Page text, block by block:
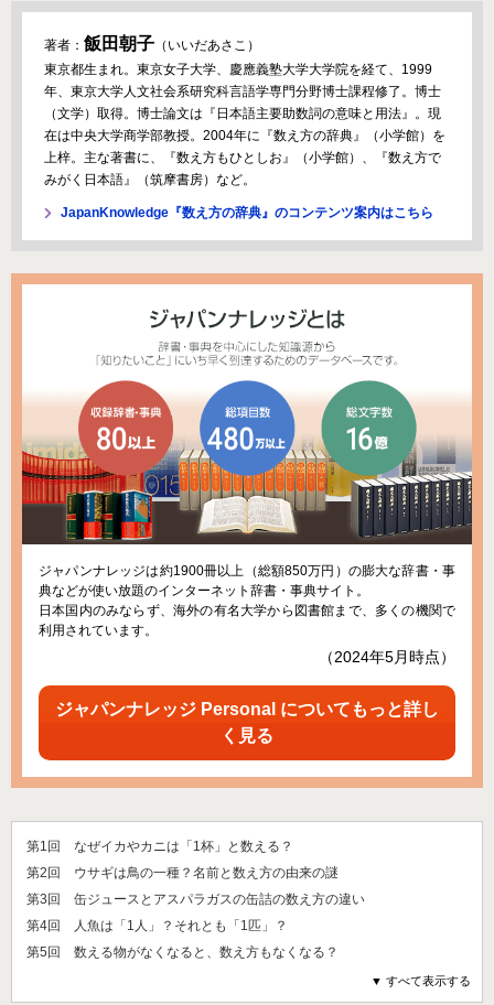
著者： 飯田朝子 （いいだあさこ）
東京都生まれ。東京女子大学、慶應義塾大学大学院を経て、1999
年、東京大学人文社会系研究科言語学専門分野博士課程修了。博士
（文学）取得。博士論文は『日本語主要助数詞の意味と用法』。現
在は中央大学商学部教授。2004年に『数え方の辞典』（小学館）を
上梓。主な著書に、『数え方もひとしお』（小学館）、『数え方で
みがく日本語』（筑摩書房）など。
JapanKnowledge『数え方の辞典』のコンテンツ案内はこちら
ジャパンナレッジは約1900冊以上（総額850万円）の膨大な辞書・事
典などが使い放題のインターネット辞書・事典サイト。
日本国内のみならず、海外の有名大学から図書館まで、多くの機関で
利用されています。
（2024年5月時点）
ジャパンナレッジ Personal についてもっと詳し
く見る
第1回 なぜイカやカニは「1杯」と数える？
第2回 ウサギは鳥の一種？名前と数え方の由来の謎
第3回 缶ジュースとアスパラガスの缶詰の数え方の違い
第4回 人魚は「1人」？それとも「1匹」？
第5回 数える物がなくなると、数え方もなくなる？
▼ すべて表示する